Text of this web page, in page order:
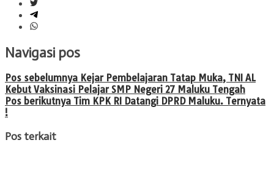
Navigasi pos
Pos sebelumnya Kejar Pembelajaran Tatap Muka, TNI AL
Kebut Vaksinasi Pelajar SMP Negeri 27 Maluku Tengah
Pos berikutnya Tim KPK RI Datangi DPRD Maluku. Ternyata
!
Pos terkait